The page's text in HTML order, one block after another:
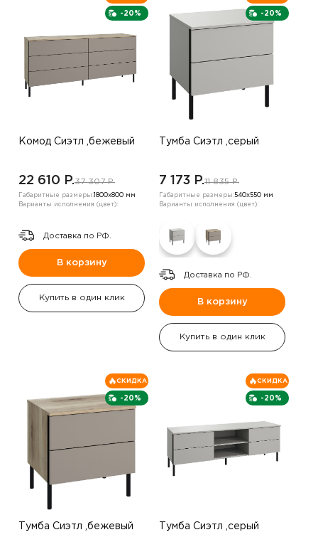
-20%
Комод Сиэтл ,бежевый
22 610 P.37 307 P.
Габаритные размеры: 1800х800 мм
Варианты исполнения (цвет):
Доставка по РФ.
В корзину
Купить в один клик
-20%
Тумба Сиэтл ,серый
7 173 P.11 835 P.
Габаритные размеры:540х550 мм
Варианты исполнения (цвет):
Доставка по РФ.
В корзину
Купить в один клик
-20%
СКИДКА
Тумба Сиэтл ,бежевый
-20%
СКИДКА
Тумба Сиэтл ,серый